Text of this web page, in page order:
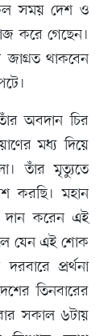
সময় দেশ ও
করে গেছেন।
জাগ্রত থাকবেন
অবদান চির
মধ্য দিয়ে
তাঁর মৃত্যুতে
করছি। মহান
দান করেন এই
যেন এই শোক
প্রর্থনা
তিনবারের
সকাল ৬টায়